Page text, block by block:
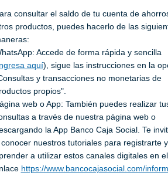
consultar el saldo de tu cuenta de
productos, puedes hacerlo de las
Accede de forma rápida y sencilla
aquí), sigue las instrucciones en la
y transacciones no monetarias de
propios".
web o App: También puedes realizar
a través de nuestra página web o
la App Banco Caja Social. Te
nuestros tutoriales para registrarte y
a utilizar estos canales digitales en el
https://www.bancocajasocial.com/